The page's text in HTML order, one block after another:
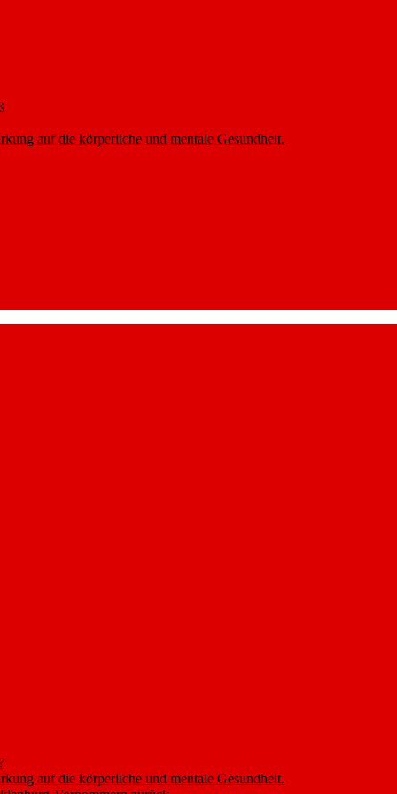
auf die körperliche und mentale Gesundheit.
auf die körperliche und mentale Gesundheit.